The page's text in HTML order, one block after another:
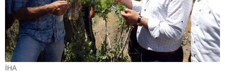
İHA